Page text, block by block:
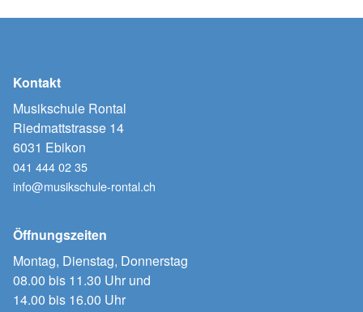
Kontakt
Musikschule Rontal
Riedmattstrasse 14
6031 Ebikon
041 444 02 35
info@musikschule-rontal.ch
Öffnungszeiten
Montag, Dienstag, Donnerstag
08.00 bis 11.30 Uhr und
14.00 bis 16.00 Uhr